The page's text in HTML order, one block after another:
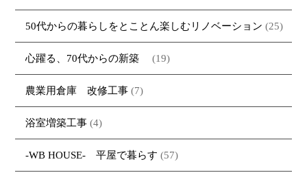
50代からの暮らしをとことん楽しむリノベーション (25)
心躍る、70代からの新築 (19)
農業用倉庫 改修工事 (7)
浴室増築工事 (4)
-WB HOUSE- 平屋で暮らす (57)